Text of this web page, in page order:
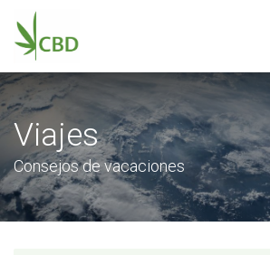
Ir al contenido
Viajes
Consejos de vacaciones